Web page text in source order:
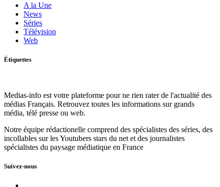
A la Une
News
Séries
Télévision
Web
Étiquettes
Medias-info est votre plateforme pour ne rien rater de l'actualité des
médias Français. Retrouvez toutes les informations sur grands
média, télé presse ou web.
Notre équipe rédactionelle comprend des spécialistes des séries, des
incollables sur les Youtubers stars du net et des journalistes
spécialistes du paysage médiatique en France
Suivez-nous